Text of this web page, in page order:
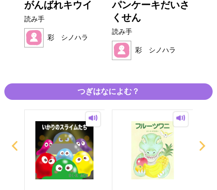
がんばれキウイ
読み手
彩 シノハラ
パンケーキだいさ
くせん
読み手
彩 シノハラ
つぎはなによむ？